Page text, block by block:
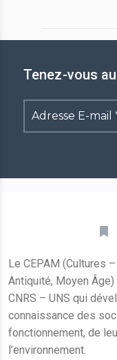
Tenez-vous
Adresse
E-
Le CEPAM (Cultures
Antiquité, Moyen
CNRS – UNS qui
connaissance des
fonctionnement, de
l’environnement.